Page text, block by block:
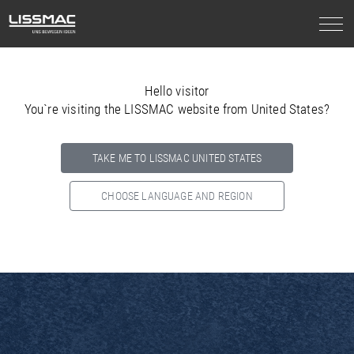
Hello visitor
You`re visiting the LISSMAC website from United States?
TAKE ME TO LISSMAC UNITED STATES
CHOOSE LANGUAGE AND REGION
Select your country below so we can show you the correct
information for your location.
NORTH AMERICA SOUTH AMERICA